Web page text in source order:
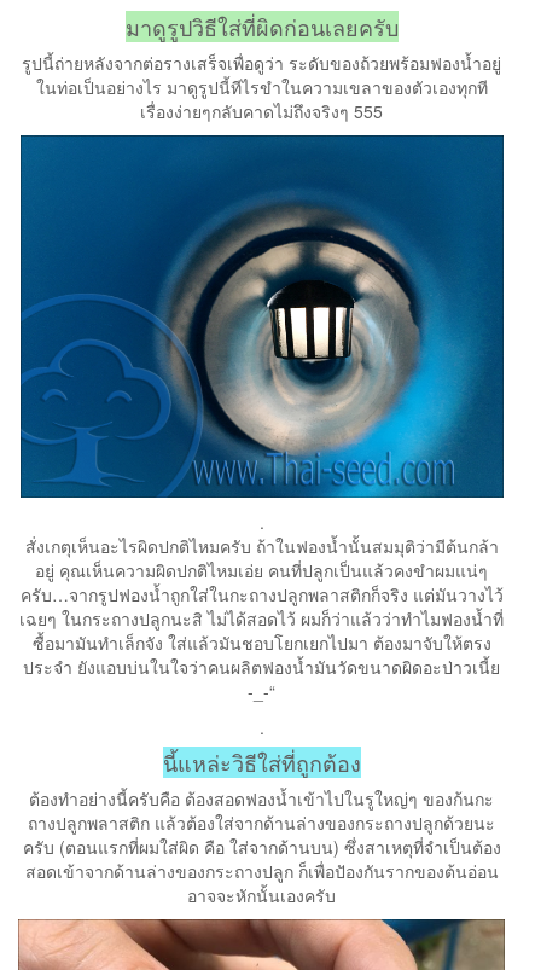
มาดูรูปวิธีใส่ที่ผิดก่อนเลยครับ
รูปนี้ถ่ายหลังจากต่อรางเสร็จเพื่อดูว่า ระดับของถ้วยพร้อมฟองน้ำอยู่
ในท่อเป็นอย่างไร มาดูรูปนี้ทีไรขำในความเขลาของตัวเองทุกที
เรื่องง่ายๆกลับคาดไม่ถึงจริงๆ 555
.
สั่งเกตุเห็นอะไรผิดปกติไหมครับ ถ้าในฟองน้ำนั้นสมมุติว่ามีต้นกล้า
อยู่ คุณเห็นความผิดปกติไหมเอ่ย คนที่ปลูกเป็นแล้วคงขำผมแน่ๆ
ครับ…จากรูปฟองน้ำถูกใส่ในกะถางปลูกพลาสติกก็จริง แต่มันวางไว้
เฉยๆ ในกระถางปลูกนะสิ ไม่ได้สอดไว้ ผมก็ว่าแล้วว่าทำไมฟองน้ำที่
ซื้อมามันทำเล็กจัง ใส่แล้วมันชอบโยกเยกไปมา ต้องมาจับให้ตรง
ประจำ ยังแอบบ่นในใจว่าคนผลิตฟองน้ำมันวัดขนาดผิดอะป่าวเนี้ย
-_-“
.
นี้แหล่ะวิธีใส่ที่ถูกต้อง
ต้องทำอย่างนี้ครับคือ ต้องสอดฟองน้ำเข้าไปในรูใหญ่ๆ ของก้นกะ
ถางปลูกพลาสติก แล้วต้องใส่จากด้านล่างของกระถางปลูกด้วยนะ
ครับ (ตอนแรกที่ผมใส่ผิด คือ ใส่จากด้านบน) ซึ่งสาเหตุที่จำเป็นต้อง
สอดเข้าจากด้านล่างของกระถางปลูก ก็เพื่อปัองกันรากของต้นอ่อน
อาจจะหักนั้นเองครับ